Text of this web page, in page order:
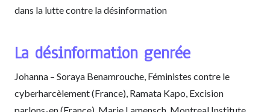
dans la lutte contre la désinformation
La désinformation genrée
Johanna – Soraya Benamrouche, Féministes contre le
cyberharcèlement (France), Ramata Kapo, Excision